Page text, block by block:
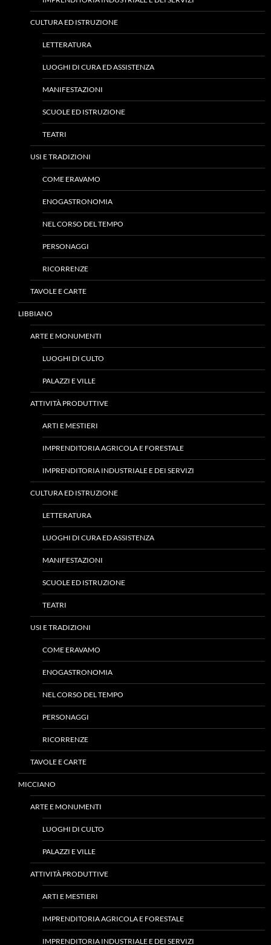
CULTURA ED ISTRUZIONE
LETTERATURA
LUOGHI DI CURA ED ASSISTENZA
MANIFESTAZIONI
SCUOLE ED ISTRUZIONE
TEATRI
USI E TRADIZIONI
COME ERAVAMO
ENOGASTRONOMIA
NEL CORSO DEL TEMPO
PERSONAGGI
RICORRENZE
TAVOLE E CARTE
LIBBIANO
ARTE E MONUMENTI
LUOGHI DI CULTO
PALAZZI E VILLE
ATTIVITÀ PRODUTTIVE
ARTI E MESTIERI
IMPRENDITORIA AGRICOLA E FORESTALE
IMPRENDITORIA INDUSTRIALE E DEI SERVIZI
CULTURA ED ISTRUZIONE
LETTERATURA
LUOGHI DI CURA ED ASSISTENZA
MANIFESTAZIONI
SCUOLE ED ISTRUZIONE
TEATRI
USI E TRADIZIONI
COME ERAVAMO
ENOGASTRONOMIA
NEL CORSO DEL TEMPO
PERSONAGGI
RICORRENZE
TAVOLE E CARTE
MICCIANO
ARTE E MONUMENTI
LUOGHI DI CULTO
PALAZZI E VILLE
ATTIVITÀ PRODUTTIVE
ARTI E MESTIERI
IMPRENDITORIA AGRICOLA E FORESTALE
IMPRENDITORIA INDUSTRIALE E DEI SERVIZI